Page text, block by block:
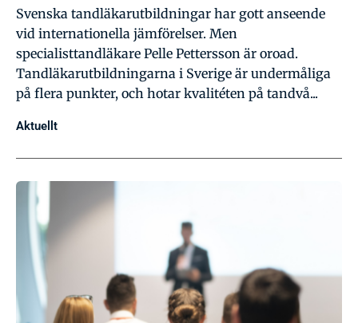
Svenska tandläkarutbildningar har gott anseende
vid internationella jämförelser. Men
specialisttandläkare Pelle Pettersson är oroad.
Tandläkarutbildningarna i Sverige är undermåliga
på flera punkter, och hotar kvalitéten på tandvå...
Aktuellt